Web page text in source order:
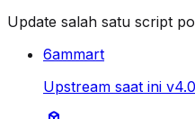
Update salah satu script
6ammart
Upstream saat ini